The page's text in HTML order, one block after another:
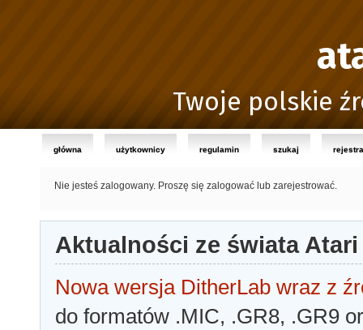
Twoje polskie
główna użytkownicy regulamin szukaj
Nie jesteś zalogowany. Proszę się zalogować lub zarejestrować.
Aktualności ze świata Atari
Nowa wersja DitherLab wraz z
do formatów .MIC, .GR8, .GR9